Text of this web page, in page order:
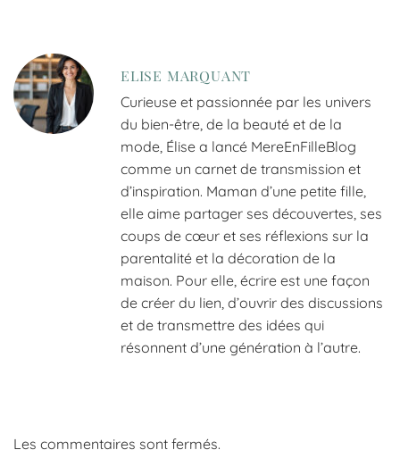
ELISE MARQUANT
Curieuse et passionnée par les univers
du bien-être, de la beauté et de la
mode, Élise a lancé MereEnFilleBlog
comme un carnet de transmission et
d’inspiration. Maman d’une petite fille,
elle aime partager ses découvertes, ses
coups de cœur et ses réflexions sur la
parentalité et la décoration de la
maison. Pour elle, écrire est une façon
de créer du lien, d’ouvrir des discussions
et de transmettre des idées qui
résonnent d’une génération à l’autre.
Les commentaires sont fermés.